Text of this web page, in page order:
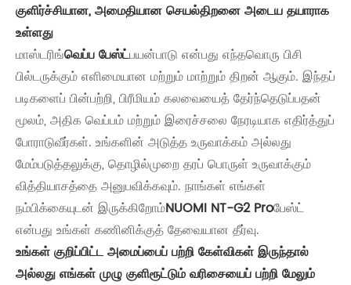
குளிர்ச்சியான, அமைதியான செயல்திறனை அடைய தயாராக
உள்ளது
மாஸ்டரிங்வெப்ப பேஸ்ட்பயன்பாடு என்பது எந்தவொரு பிசி
பில்டருக்கும் எளிமையான மற்றும் மாற்றும் திறன் ஆகும். இந்தப்
படிகளைப் பின்பற்றி, பிரீமியம் கலவையைத் தேர்ந்தெடுப்பதன்
மூலம், அதிக வெப்பம் மற்றும் இரைச்சலை நேரடியாக எதிர்த்துப்
போராடுவீர்கள். உங்களின் அடுத்த உருவாக்கம் அல்லது
மேம்படுத்தலுக்கு, தொழில்முறை தரப் பொருள் உருவாக்கும்
வித்தியாசத்தை அனுபவிக்கவும். நாங்கள் எங்கள்
நம்பிக்கையுடன் இருக்கிறோம்NUOMI NT-G2 Proபேஸ்ட்
என்பது உங்கள் கணினிக்குத் தேவையான தீர்வு.
உங்கள் குறிப்பிட்ட அமைப்பைப் பற்றி கேள்விகள் இருந்தால்
அல்லது எங்கள் முழு குளிரூட்டும் வரிசையைப் பற்றி மேலும்